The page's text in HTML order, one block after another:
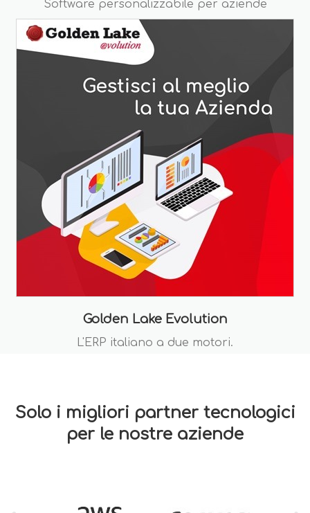
Software personalizzabile per aziende
Golden Lake Evolution
L'ERP italiano a due motori.
Solo i migliori partner tecnologici
per le nostre aziende